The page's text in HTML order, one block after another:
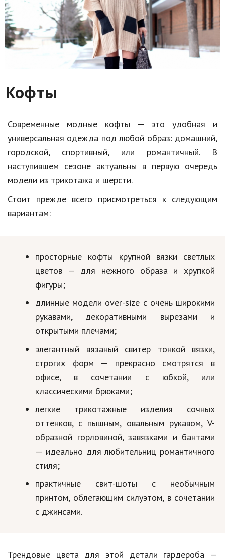
Кофты
Современные модные кофты — это удобная и
универсальная одежда под любой образ: домашний,
городской, спортивный, или романтичный. В
наступившем сезоне актуальны в первую очередь
модели из трикотажа и шерсти.
Стоит прежде всего присмотреться к следующим
вариантам:
просторные кофты крупной вязки светлых
цветов — для нежного образа и хрупкой
фигуры;
длинные модели over-size с очень широкими
рукавами, декоративными вырезами и
открытыми плечами;
элегантный вязаный свитер тонкой вязки,
строгих форм — прекрасно смотрятся в
офисе, в сочетании с юбкой, или
классическими брюками;
легкие трикотажные изделия сочных
оттенков, с пышным, овальным рукавом, V-
образной горловиной, завязками и бантами
— идеально для любительниц романтичного
стиля;
практичные свит-шоты с необычным
принтом, облегающим силуэтом, в сочетании
с джинсами.
Трендовые цвета для этой детали гардероба —